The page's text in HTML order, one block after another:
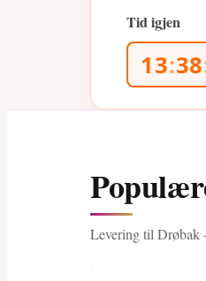
Tid igjen
13:38
Levering til Drøbak